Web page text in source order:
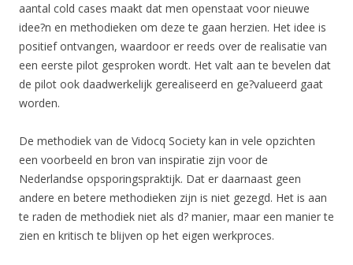
aantal cold cases maakt dat men openstaat voor nieuwe
idee?n en methodieken om deze te gaan herzien. Het idee is
positief ontvangen, waardoor er reeds over de realisatie van
een eerste pilot gesproken wordt. Het valt aan te bevelen dat
de pilot ook daadwerkelijk gerealiseerd en ge?valueerd gaat
worden.
De methodiek van de Vidocq Society kan in vele opzichten
een voorbeeld en bron van inspiratie zijn voor de
Nederlandse opsporingspraktijk. Dat er daarnaast geen
andere en betere methodieken zijn is niet gezegd. Het is aan
te raden de methodiek niet als d? manier, maar een manier te
zien en kritisch te blijven op het eigen werkproces.